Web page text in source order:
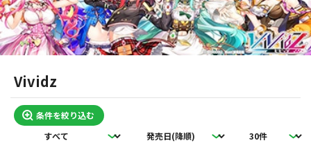
Vividz
条件を絞り込む